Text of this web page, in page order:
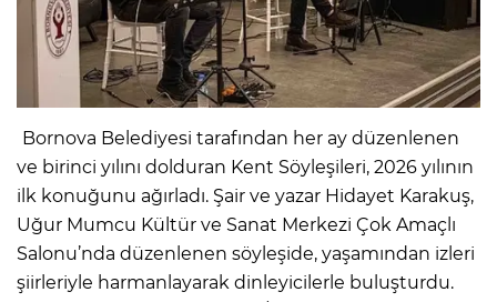
Bornova Belediyesi tarafından her ay düzenlenen
ve birinci yılını dolduran Kent Söyleşileri, 2026 yılının
ilk konuğunu ağırladı. Şair ve yazar Hidayet Karakuş,
Uğur Mumcu Kültür ve Sanat Merkezi Çok Amaçlı
Salonu’nda düzenlenen söyleşide, yaşamından izleri
şiirleriyle harmanlayarak dinleyicilerle buluşturdu.